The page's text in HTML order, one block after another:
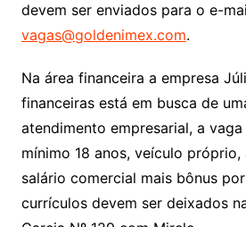
devem ser enviados para o e-
vagas@goldenimex.com.
Na área financeira a empresa
financeiras está em busca de
atendimento empresarial, a
mínimo 18 anos, veículo
salário comercial mais bônus
currículos devem ser deixados